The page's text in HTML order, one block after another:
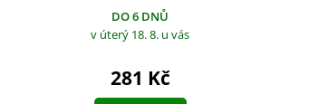
DO 6 DNŮ
v úterý 18. 8. u vás
281 Kč